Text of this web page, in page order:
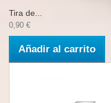
Tira de...
0,90 €
Añadir al carrito